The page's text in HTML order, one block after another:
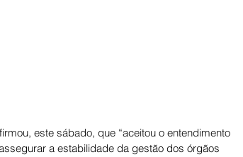
este sábado, que “aceitou o entendimento
a estabilidade da gestão dos órgãos